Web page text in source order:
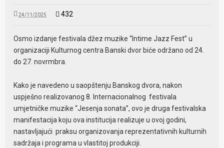
24/11/2025 432
Osmo izdanje festivala džez muzike “Intime Jazz Fest” u
organizaciji Kulturnog centra Banski dvor biće održano od 24.
do 27. novrmbra.
Kako je navedeno u saopštenju Banskog dvora, nakon
uspješno realizovanog 8. Internacionalnog festivala
umjetničke muzike “Jesenja sonata”, ovo je druga festivalska
manifestacija koju ova institucija realizuje u ovoj godini,
nastavljajući praksu organizovanja reprezentativnih kulturnih
sadržaja i programa u vlastitoj produkciji.